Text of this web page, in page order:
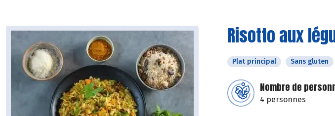
Risotto aux
Plat principal Sans gluten
Nombre de
4 personnes